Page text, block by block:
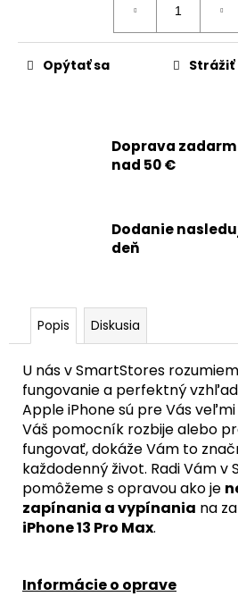
Opýtať sa Strážiť
Doprava
nad 50 €
Dodanie
deň
Popis Diskusia
U nás v SmartStores
fungovanie a perfektný
Apple iPhone sú pre Vás
Váš pomocník rozbije alebo
fungovať, dokáže Vám to
každodenný život. Radi Vám v
pomôžeme s opravou ako je
zapínania a vypínania na
iPhone 13 Pro Max.
Informácie o oprave
ú
č
4323MAH
(ZDRAVIE
BATÉRIE:
100%
-
BEZ
HLÁSENIA
O
NEZNÁMOM
DIELE)
59,90
€
Pôvodne:
68,90
€